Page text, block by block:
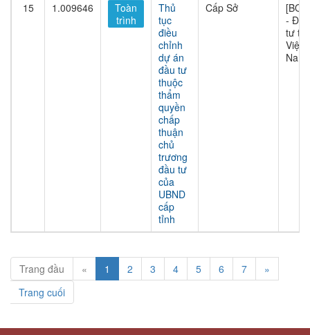
15 1.009646
Toàn
trình
Thủ
tục
điều
chỉnh
dự án
đầu tư
thuộc
thẩm
quyền
chấp
thuận
chủ
trương
đầu tư
của
UBND
cấp
tỉnh
Cấp Sở
[BQL]
- Đầu
tư tại
Việt
Nam
Trang đầu « 1 2 3 4 5 6 7
»
Trang cuối